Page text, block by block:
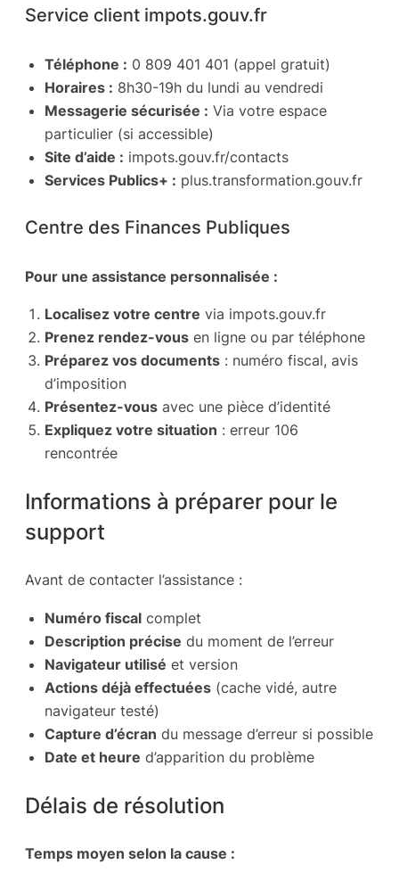
Service client impots.gouv.fr
Téléphone : 0 809 401 401 (appel gratuit)
Horaires : 8h30-19h du lundi au vendredi
Messagerie sécurisée : Via votre espace
particulier (si accessible)
Site d’aide : impots.gouv.fr/contacts
Services Publics+ : plus.transformation.gouv.fr
Centre des Finances Publiques
Pour une assistance personnalisée :
Localisez votre centre via impots.gouv.fr
Prenez rendez-vous en ligne ou par téléphone
Préparez vos documents : numéro fiscal, avis
d’imposition
Présentez-vous avec une pièce d’identité
Expliquez votre situation : erreur 106
rencontrée
Informations à préparer pour le
support
Avant de contacter l’assistance :
Numéro fiscal complet
Description précise du moment de l’erreur
Navigateur utilisé et version
Actions déjà effectuées (cache vidé, autre
navigateur testé)
Capture d’écran du message d’erreur si possible
Date et heure d’apparition du problème
Délais de résolution
Temps moyen selon la cause :